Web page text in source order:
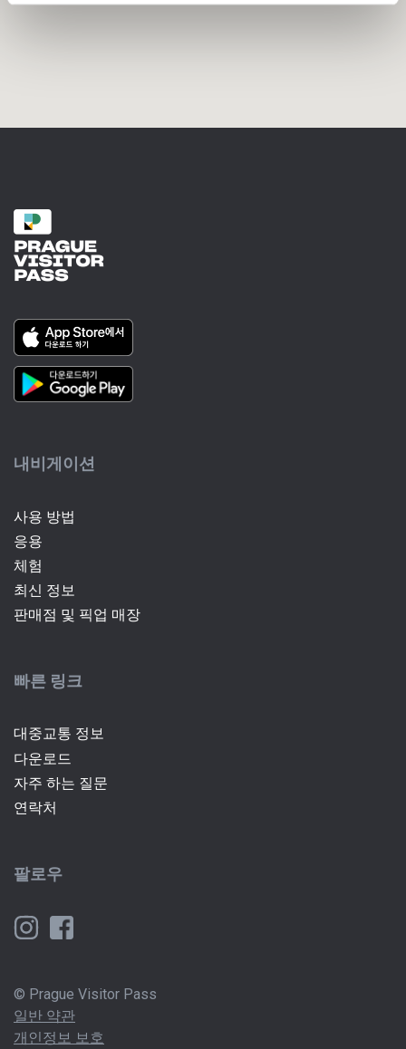
내비게이션
사용 방법
응용
체험
최신 정보
판매점 및 픽업 매장(current)
빠른 링크
대중교통 정보
다운로드
자주 하는 질문
연락처
팔로우
© Prague Visitor Pass
일반 약관
개인정보 보호